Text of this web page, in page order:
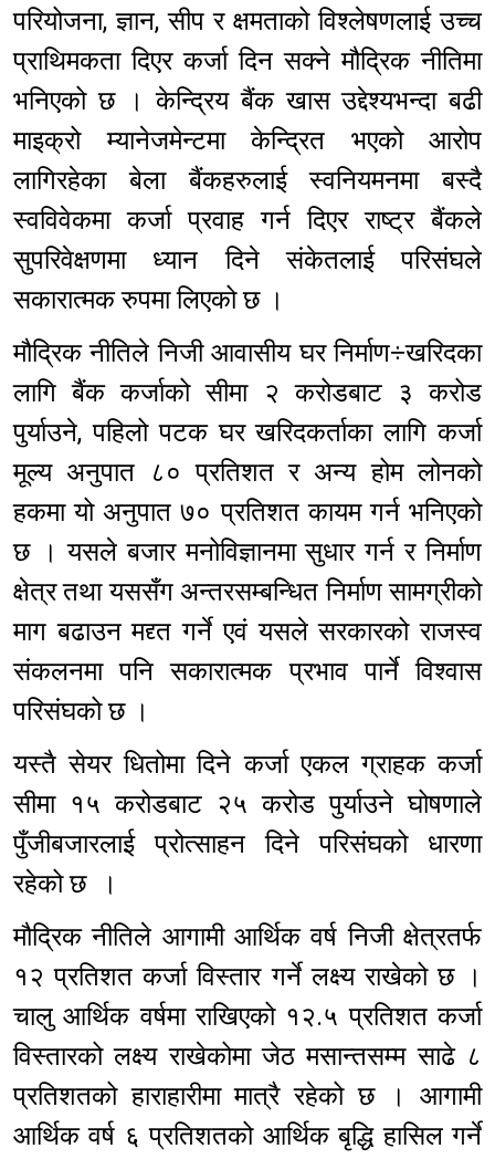
परियोजना, ज्ञान, सीप र क्षमताको विश्लेषणलाई उच्च
प्राथिमकता दिएर कर्जा दिन सक्ने मौद्रिक नीतिमा
भनिएको छ । केन्द्रिय बैंक खास उद्देश्यभन्दा बढी
माइक्रो म्यानेजमेन्टमा केन्द्रित भएको आरोप
लागिरहेका बेला बैंकहरुलाई स्वनियमनमा बस्दै
स्वविवेकमा कर्जा प्रवाह गर्न दिएर राष्ट्र बैंकले
सुपरिवेक्षणमा ध्यान दिने संकेतलाई परिसंघले
सकारात्मक रुपमा लिएको छ ।
मौद्रिक नीतिले निजी आवासीय घर निर्माण÷खरिदका
लागि बैंक कर्जाको सीमा २ करोडबाट ३ करोड
पुर्याउने, पहिलो पटक घर खरिदकर्ताका लागि कर्जा
मूल्य अनुपात ८० प्रतिशत र अन्य होम लोनको
हकमा यो अनुपात ७० प्रतिशत कायम गर्न भनिएको
छ । यसले बजार मनोविज्ञानमा सुधार गर्न र निर्माण
क्षेत्र तथा यससँग अन्तरसम्बन्धित निर्माण सामग्रीको
माग बढाउन मद्द्त गर्ने एवं यसले सरकारको राजस्व
संकलनमा पनि सकारात्मक प्रभाव पार्ने विश्वास
परिसंघको छ ।
यस्तै सेयर धितोमा दिने कर्जा एकल ग्राहक कर्जा
सीमा १५ करोडबाट २५ करोड पुर्याउने घोषणाले
पुँजीबजारलाई प्रोत्साहन दिने परिसंघको धारणा
रहेको छ ।
मौद्रिक नीतिले आगामी आर्थिक वर्ष निजी क्षेत्रतर्फ
१२ प्रतिशत कर्जा विस्तार गर्ने लक्ष्य राखेको छ ।
चालु आर्थिक वर्षमा राखिएको १२.५ प्रतिशत कर्जा
विस्तारको लक्ष्य राखेकोमा जेठ मसान्तसम्म साढे ८
प्रतिशतको हाराहारीमा मात्रै रहेको छ । आगामी
आर्थिक वर्ष ६ प्रतिशतको आर्थिक बृद्धि हासिल गर्ने